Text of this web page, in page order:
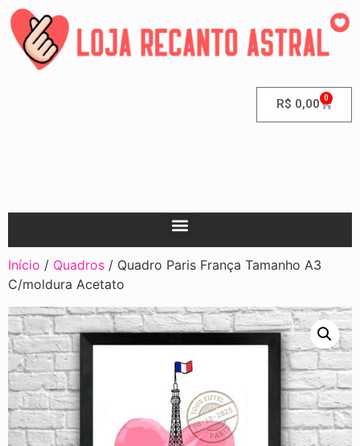
R$ 0,00 0
Início / Quadros / Quadro Paris França Tamanho A3
C/moldura Acetato